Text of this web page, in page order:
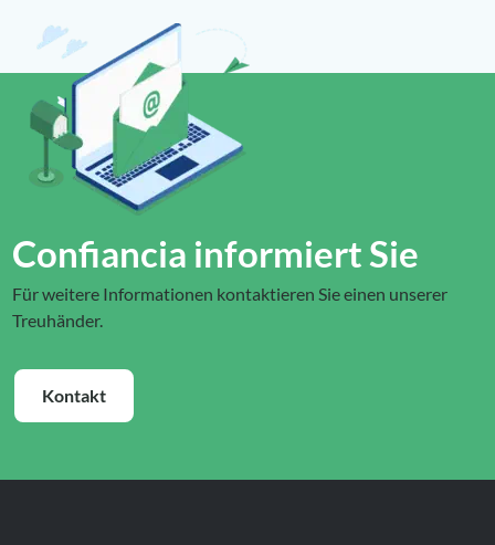
Confiancia informiert Sie
Für weitere Informationen kontaktieren Sie einen unserer
Treuhänder.
Kontakt